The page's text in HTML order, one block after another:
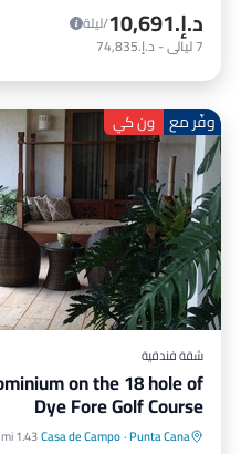
د.إ.‏10,691
/ليلة
7ليالي- د.إ.‏74,835
وفّر مع ون كي
شقة فندقية
on the 18 hole of
Dye Fore Golf Course
Punta Cana
·
Casa de Campo1.43 mi إلى وسط المدينة
مسبح خاص